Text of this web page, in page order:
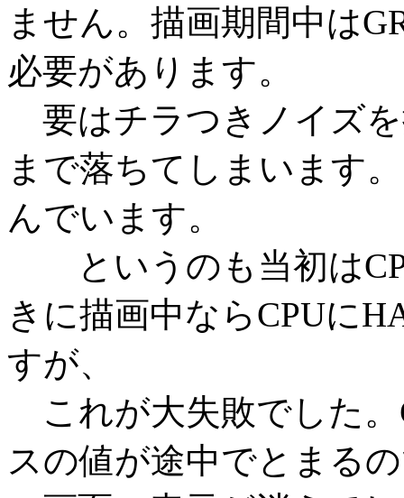
ません。描画期間中は
必要があります。
要はチラつきノイズ
まで落ちてしまいます
んでいます。
というのも当初は
きに描画中ならCPUに
すが、
これが大失敗でした。
スの値が途中でとまる